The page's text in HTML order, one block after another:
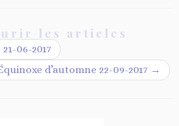
les articles
06-2017
d’automne 22-09-2017 →